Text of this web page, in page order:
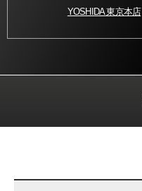
YOSHIDA 東京本店